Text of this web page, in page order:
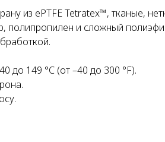
из ePTFE Tetratex™, тканые,
полипропилен и сложный
до 149 °C (от –40 до 300 °F).